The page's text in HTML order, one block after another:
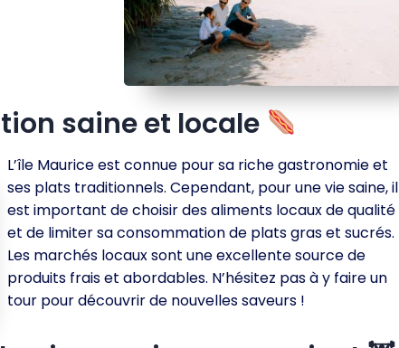
saine et locale
L’île Maurice est connue pour sa riche gastronomie et
ses plats traditionnels. Cependant, pour une vie saine, il
est important de choisir des aliments locaux de qualité
et de limiter sa consommation de plats gras et sucrés.
Les marchés locaux sont une excellente source de
produits frais et abordables. N’hésitez pas à y faire un
tour pour découvrir de nouvelles saveurs !